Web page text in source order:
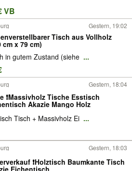
VB
Gestern, 19:02
Tisch aus Vollholz
cm x 79 cm)
in gutem Zustand (siehe ...
Gestern, 18:04
❗️Massivholz Tische Esstisch
Akazie Mango Holz
Tisch + Massivholz Ei ...
Gestern, 18:03
❗️Holztisch Baumkante Tisch
Eichentisch